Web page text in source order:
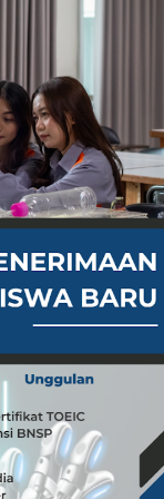
dr. Tifa dan Roy
yang
dalam Penyampaian
Informasi
Membuka
Dunia Teknologi
Peran Pelaut di
Kondisi WNI dan
Peran Penting